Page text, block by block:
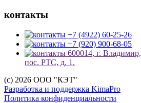
контакты
+7 (4922) 60-25-26
+7 (920) 900-68-05
600014, г. Владимир,
пос. РТС, д. 1.
(c) 2026 ООО "КЭТ"
Разработка и поддержка KimaPro
Политика конфиденциальности